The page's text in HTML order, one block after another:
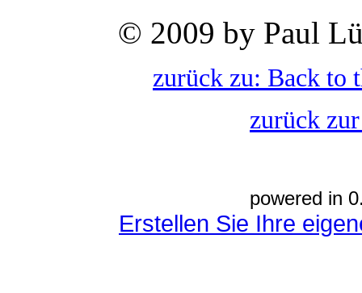
© 2009 by Paul
zurück zu: Back to
zurück
powered in
Erstellen Sie Ihre